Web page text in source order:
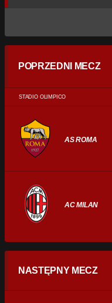
POPRZEDNI MECZ
STADIO OLIMPICO
AS ROMA
AC MILAN
0%
NASTĘPNY MECZ